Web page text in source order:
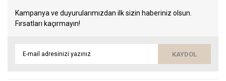
Kampanya ve duyurularımızdan ilk sizin haberiniz olsun.
Fırsatları kaçırmayın!
KAYDOL